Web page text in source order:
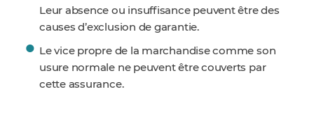
Leur absence ou insuffisance peuvent être des
causes d’exclusion de garantie.
Le vice propre de la marchandise comme son
usure normale ne peuvent être couverts par
cette assurance.